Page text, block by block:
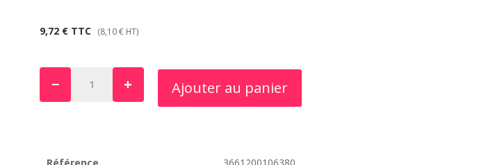
9,72 €TTC (8,10€ HT)
− + Ajouter au panier